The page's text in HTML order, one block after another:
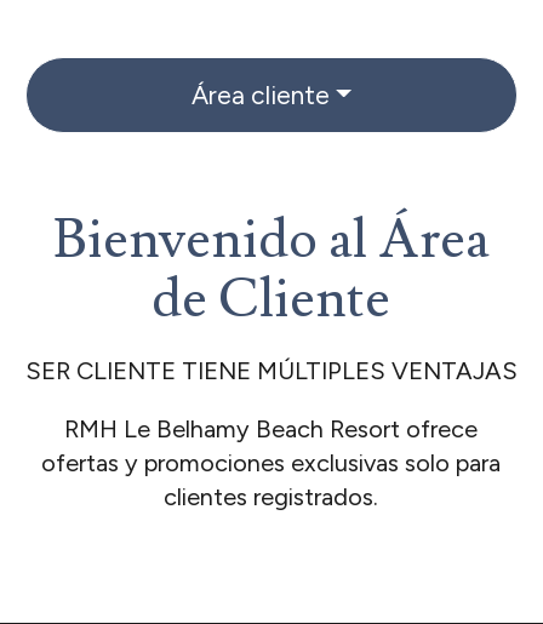
Área cliente
Bienvenido al Área
de Cliente
SER CLIENTE TIENE MÚLTIPLES VENTAJAS
RMH Le Belhamy Beach Resort ofrece
ofertas y promociones exclusivas solo para
clientes registrados.